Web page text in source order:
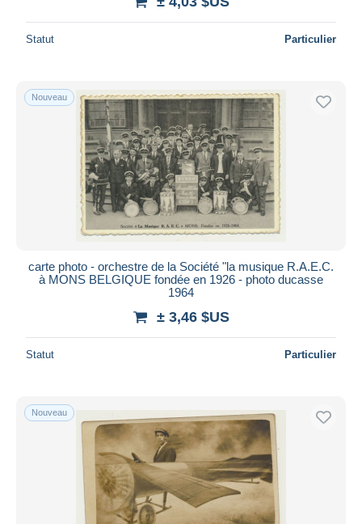
Statut Particulier
Nouveau
carte photo - orchestre de la Société "la musique R.A.E.C.
à MONS BELGIQUE fondée en 1926 - photo ducasse
1964
± 3,46 $US
Statut Particulier
Nouveau